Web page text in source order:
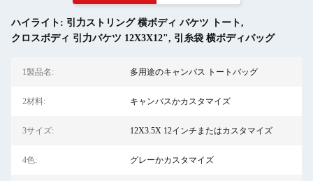
ハイライト: 引力ストリング 横ボディ バケツ トート,
クロスボディ 引力バケツ 12X3X12", 引糸袋 横ボディバッグ
1製品名: 多用途のキャンバス トートバッグ
2材料: キャンバスかカスタマイズ
3サイズ: 12X3.5X 12インチまたはカスタマイズ
4色: グレーかカスタマイズ